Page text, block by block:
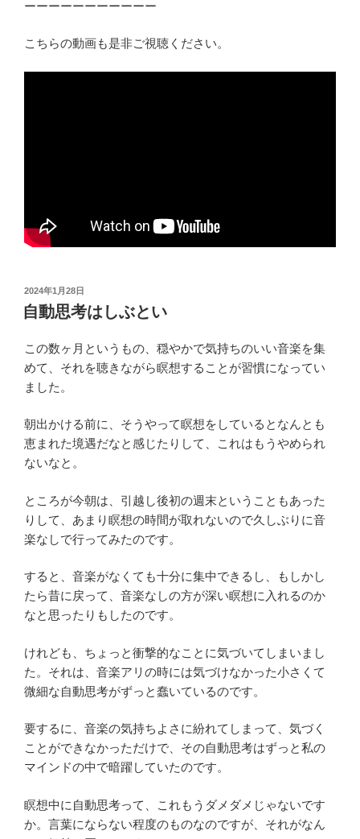
ーーーーーーーーーーー
こちらの動画も是非ご視聴ください。
投
稿
日:
2024年1月28日
自動思考はしぶとい
この数ヶ月というもの、穏やかで気持ちのいい音楽を集
めて、それを聴きながら瞑想することが習慣になってい
ました。
朝出かける前に、そうやって瞑想をしているとなんとも
恵まれた境遇だなと感じたりして、これはもうやめられ
ないなと。
ところが今朝は、引越し後初の週末ということもあった
りして、あまり瞑想の時間が取れないので久しぶりに音
楽なしで行ってみたのです。
すると、音楽がなくても十分に集中できるし、もしかし
たら昔に戻って、音楽なしの方が深い瞑想に入れるのか
なと思ったりもしたのです。
けれども、ちょっと衝撃的なことに気づいてしまいまし
た。それは、音楽アリの時には気づけなかった小さくて
微細な自動思考がずっと蠢いているのです。
要するに、音楽の気持ちよさに紛れてしまって、気づく
ことができなかっただけで、その自動思考はずっと私の
マインドの中で暗躍していたのです。
瞑想中に自動思考って、これもうダメダメじゃないです
か。言葉にならない程度のものなのですが、それがなん